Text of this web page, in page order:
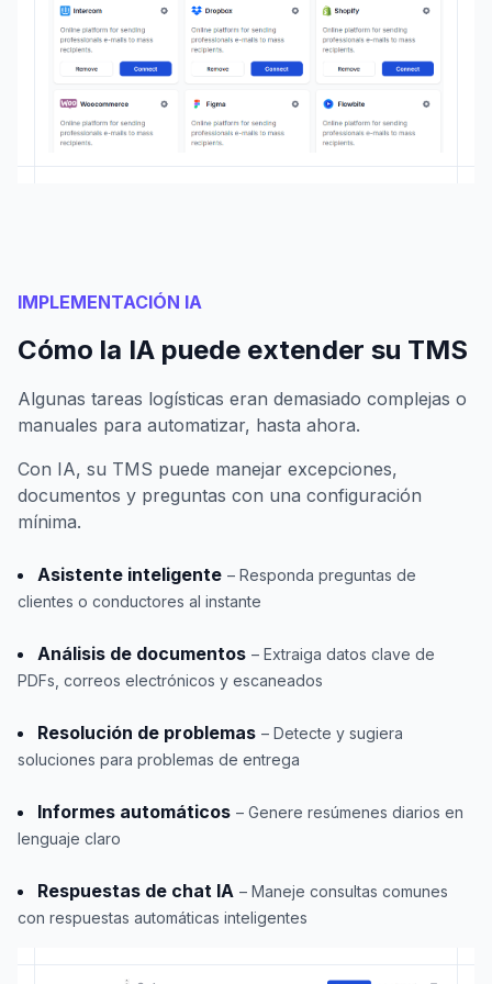
IMPLEMENTACIÓN IA
Cómo la IA puede extender su TMS
Algunas tareas logísticas eran demasiado complejas o
manuales para automatizar, hasta ahora.
Con IA, su TMS puede manejar excepciones,
documentos y preguntas con una configuración
mínima.
Asistente inteligente – Responda preguntas de
clientes o conductores al instante
Análisis de documentos – Extraiga datos clave de
PDFs, correos electrónicos y escaneados
Resolución de problemas – Detecte y sugiera
soluciones para problemas de entrega
Informes automáticos – Genere resúmenes diarios en
lenguaje claro
Respuestas de chat IA – Maneje consultas comunes
con respuestas automáticas inteligentes